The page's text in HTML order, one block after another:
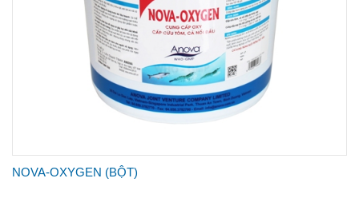
NOVA-OXYGEN (BỘT)